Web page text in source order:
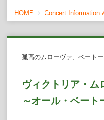
HOME Concert Information
孤高のムローヴァ、ベートー
ヴィクトリア・ム
～オール・ベート